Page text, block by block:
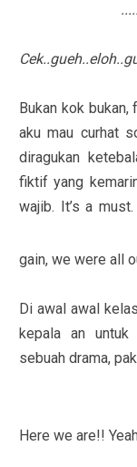
Bukan kok
aku mau curhat
diragukan
fiktif yang
wajib. It’s a
gain, we were all
Di awal awal
kepala an untuk
sebuah drama,
Here we are!!